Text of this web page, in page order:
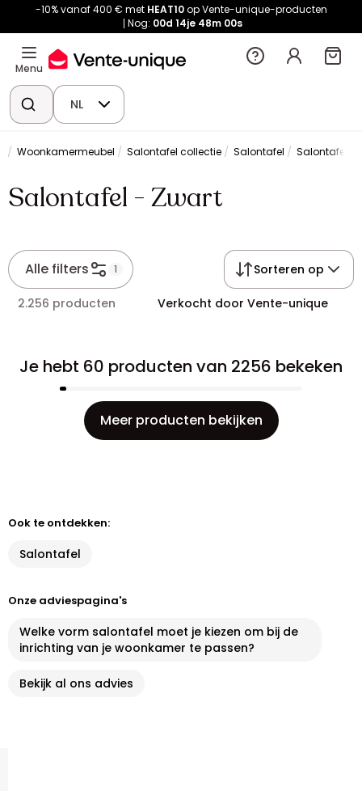
-10% vanaf 400 € met HEAT10op Vente-unique-producten
Nog: 00d 14je 47m 59s
Menu
NL
Woonkamermeubel Salontafel collectie Salontafel Salontafel -
Salontafel - Zwart
Alle filters 1 Sorteren op
2.256 producten Verkocht door Vente-unique
Je hebt 60 producten van 2256 bekeken
Meer producten bekijken
Ook te ontdekken:
Salontafel
Onze adviespagina's
Welke vorm salontafel moet je kiezen om bij de
inrichting van je woonkamer te passen?
Bekijk al ons advies